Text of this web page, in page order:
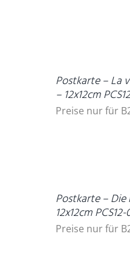
Postkarte – La
– 12x12cm
Preise nur für
Postkarte – Die
12x12cm PCS12-
Preise nur für